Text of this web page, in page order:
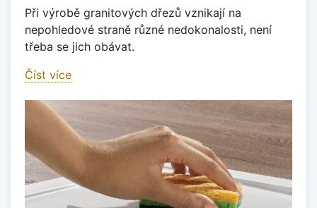
Při výrobě granitových dřezů vznikají na
nepohledové straně různé nedokonalosti, není
třeba se jich obávat.
Číst více